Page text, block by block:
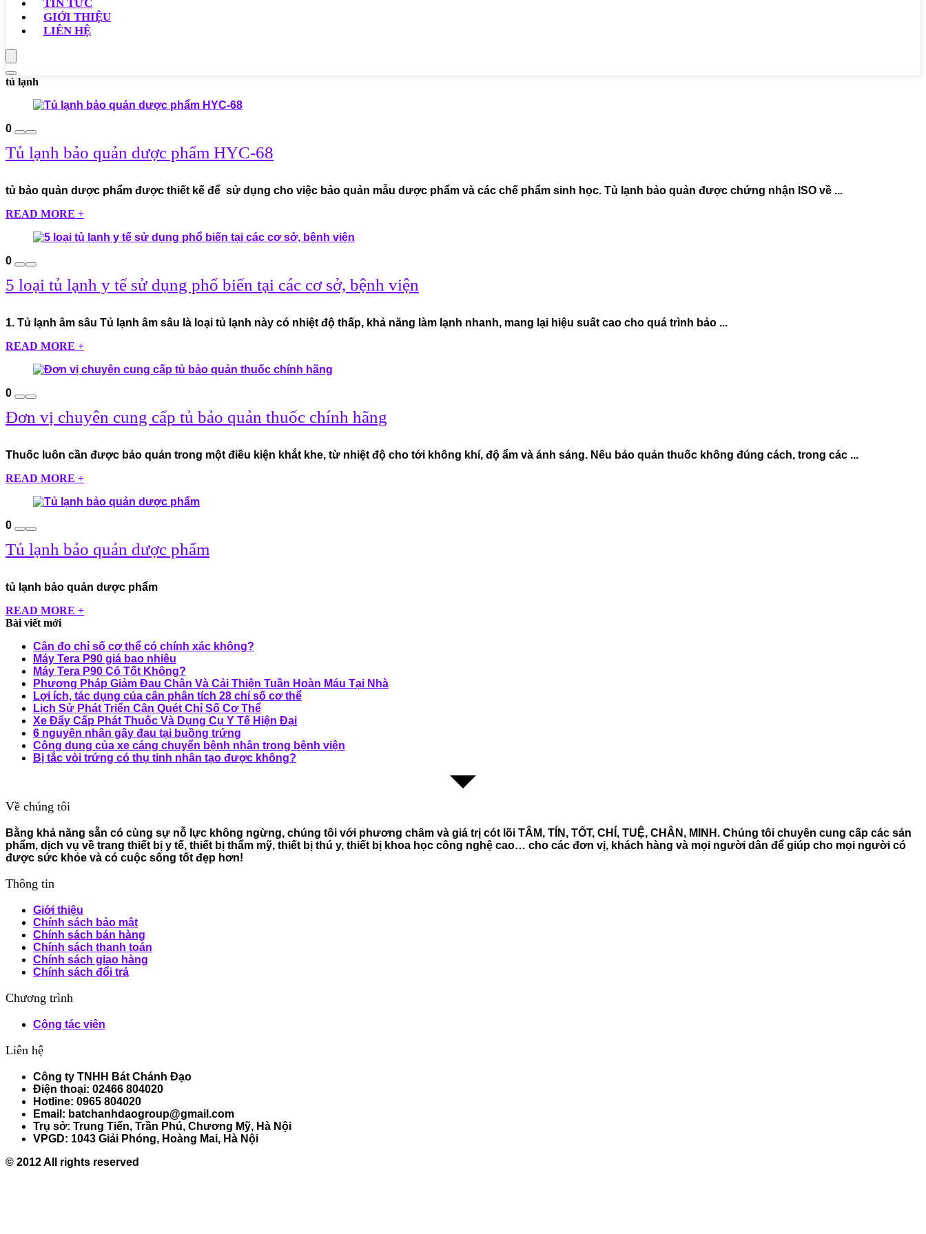
TIN TỨC
GIỚI THIỆU
LIÊN HỆ
tủ lạnh
0
Tủ lạnh bảo quản dược phẩm HYC-68
tủ bảo quản dược phẩm được thiết kế để sử dụng cho việc bảo quản mẫu dược phẩm và các chế phẩm sinh học. Tủ lạnh bảo quản được chứng nhận ISO về ...
READ MORE +
0
5 loại tủ lạnh y tế sử dụng phổ biến tại các cơ sở, bệnh viện
1. Tủ lạnh âm sâu Tủ lạnh âm sâu là loại tủ lạnh này có nhiệt độ thấp, khả năng làm lạnh nhanh, mang lại hiệu suất cao cho quá trình bảo ...
READ MORE +
0
Đơn vị chuyên cung cấp tủ bảo quản thuốc chính hãng
Thuốc luôn cần được bảo quản trong một điều kiện khắt khe, từ nhiệt độ cho tới không khí, độ ẩm và ánh sáng. Nếu bảo quản thuốc không đúng cách, trong các ...
READ MORE +
0
Tủ lạnh bảo quản dược phẩm
tủ lạnh bảo quản dược phẩm
READ MORE +
Bài viết mới
Cân đo chỉ số cơ thể có chính xác không?
Máy Tera P90 giá bao nhiêu
Máy Tera P90 Có Tốt Không?
Phương Pháp Giảm Đau Chân Và Cải Thiện Tuần Hoàn Máu Tại Nhà
Lợi ích, tác dụng của cân phân tích 28 chỉ số cơ thể
Lịch Sử Phát Triển Cân Quét Chỉ Số Cơ Thể
Xe Đẩy Cấp Phát Thuốc Và Dụng Cụ Y Tế Hiện Đại
6 nguyên nhân gây đau tại buồng trứng
Công dụng của xe cáng chuyển bệnh nhân trong bệnh viện
Bị tắc vòi trứng có thụ tinh nhân tạo được không?
Về chúng tôi
Bằng khả năng sẵn có cùng sự nỗ lực không ngừng, chúng tôi với phương châm và giá trị cót lõi TÂM, TÍN, TỐT, CHÍ, TUỆ, CHÂN, MINH. Chúng tôi chuyên cung cấp các sản
phẩm, dịch vụ về trang thiết bị y tế, thiết bị thẩm mỹ, thiết bị thú y, thiết bị khoa học công nghệ cao… cho các đơn vị, khách hàng và mọi người dân để giúp cho mọi người có
được sức khỏe và có cuộc sống tốt đẹp hơn!
Thông tin
Giới thiệu
Chính sách bảo mật
Chính sách bán hàng
Chính sách thanh toán
Chính sách giao hàng
Chính sách đổi trả
Chương trình
Cộng tác viên
Liên hệ
Công ty TNHH Bát Chánh Đạo
Điện thoại: 02466 804020
Hotline: 0965 804020
Email: batchanhdaogroup@gmail.com
Trụ sở: Trung Tiến, Trần Phú, Chương Mỹ, Hà Nội
VPGD: 1043 Giải Phóng, Hoàng Mai, Hà Nội
© 2012 All rights reserved